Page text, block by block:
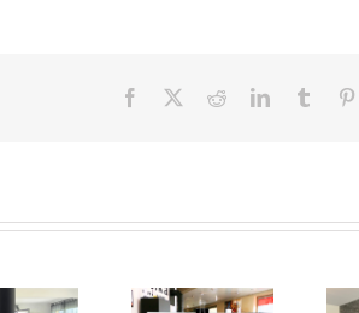
Facebook RedditLinkedInTumblr
– Nous
parement